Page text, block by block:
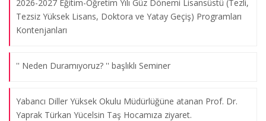
2026-2027 Eğitim-Öğretim Yılı Güz Dönemi Lisansüstü (Tezli,
Tezsiz Yüksek Lisans, Doktora ve Yatay Geçiş) Programları
Kontenjanları
'' Neden Duramıyoruz? '' başlıklı Seminer
Yabancı Diller Yüksek Okulu Müdürlüğüne atanan Prof. Dr.
Yaprak Türkan Yücelsin Taş Hocamıza ziyaret.
Seminerleri
Tez Önerisi Yazım Semineri (11 Ocak 2012) (Yar. Doç. Dr.
06.03.2013